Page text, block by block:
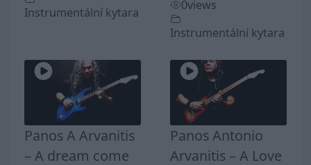
Instrumentální kytara
0views
Instrumentální kytara
Panos A Arvanitis
– A dream come
Panos Antonio
Arvanitis – A Love